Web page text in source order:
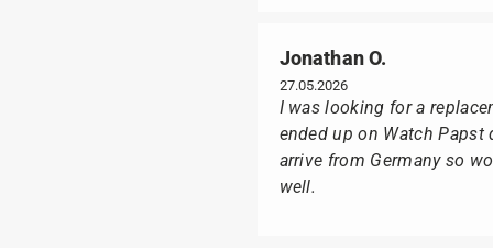
Jonathan O.
27.05.2026
I was looking for a
ended up on Watch
arrive from Germany so
well.